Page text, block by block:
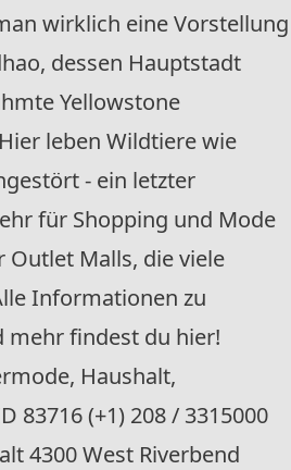
wirklich eine Vorstellung
dessen Hauptstadt
Yellowstone
leben Wildtiere wie
- ein letzter
für Shopping und Mode
Malls, die viele
Informationen zu
mehr findest du hier!
Haushalt,
83716 (+1) 208 / 3315000
4300 West Riverbend